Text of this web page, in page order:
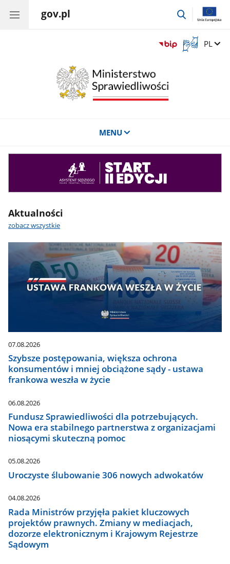
gov.pl
przejdź
Otwórz
okno
Zmień
PL
MENU
Aktualności
zobacz wszystkie
07.08.2026
Szybsze postępowania, większa ochrona
konsumentów i mniej obciążone sądy - ustawa
frankowa weszła w życie
06.08.2026
Fundusz Sprawiedliwości dla potrzebujących.
Nowa era stabilnego partnerstwa z organizacjami
niosącymi skuteczną pomoc
05.08.2026
Uroczyste ślubowanie 306 nowych adwokatów
04.08.2026
Rada Ministrów przyjęła pakiet kluczowych
projektów prawnych. Zmiany w mediacjach,
dozorze elektronicznym i Krajowym Rejestrze
Sądowym